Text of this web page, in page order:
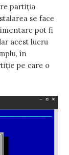
partiţia
se face
pot fi
acest lucru
în
pe care o